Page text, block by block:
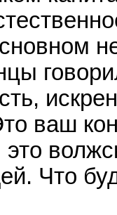
ваш
это
Что